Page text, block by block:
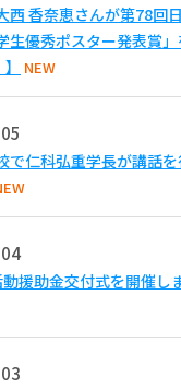
西 香奈恵さんが第78回
生優秀ポスター発表賞
NEW
で仁科弘重学長が講話
援助金交付式を開催し